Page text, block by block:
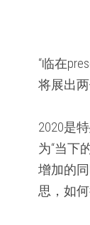
“临在
将展出
2020是
为“当下
增加的
思，如